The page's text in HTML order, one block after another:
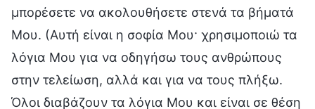
μπορέσετε να ακολουθήσετε στενά τα βήματά
Μου. (Αυτή είναι η σοφία Μου· χρησιμοποιώ τα
λόγια Μου για να οδηγήσω τους ανθρώπους
στην τελείωση, αλλά και για να τους πλήξω.
Όλοι διαβάζουν τα λόγια Μου και είναι σε θέση